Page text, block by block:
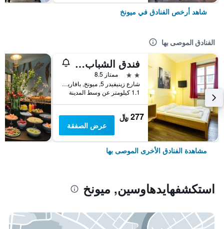
شاهد أرخص الفنادق في ميونخ
الفنادق الموصى بها
فندق الشباب يورو ميونيخ
2 نجمتين
ممتاز 8.5
شارع زينيفيدر 5, ميونخ, بافاريا, ألمانيا
1.1 كيلومتر عن وسط المدينة
277 ﷼
عرض الصفقة
مشاهدة الفنادق الأخرى الموصى بها
استكشفهايدهاوسين, ميونخ